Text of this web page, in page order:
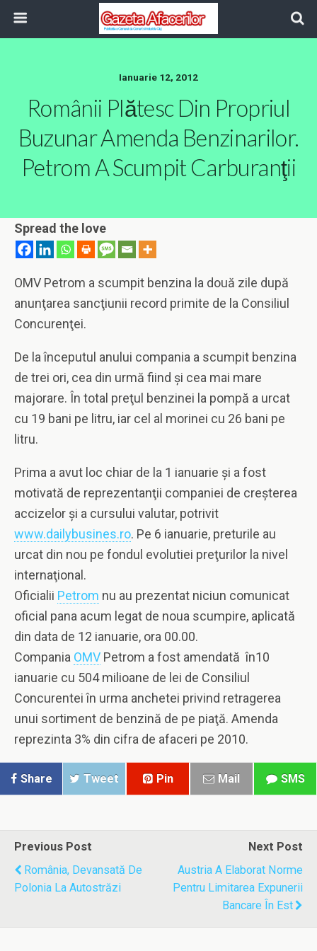
Ianuarie 12, 2012
Românii Plătesc Din Propriul
Buzunar Amenda Benzinarilor.
Petrom A Scumpit Carburanţii
Spread the love
OMV Petrom a scumpit benzina la două zile după
anunţarea sancţiunii record primite de la Consiliul
Concurenţei.
De la începutul anului compania a scumpit benzina
de trei ori, cea din urmă fiind şi cea mai mare
majorare. În total preţul benzinei la pompă a urcat
cu 19 bani pe litru, iar cel al morinei cu 26 bani pe
litru.
Prima a avut loc chiar de la 1 ianuarie şi a fost
motivată de reprezentanţii companiei de creşterea
accizelor şi a cursului valutar, potrivit
www.dailybusines.ro. Pe 6 ianuarie, preturile au
urcat din nou pe fondul evolutiei preţurilor la nivel
internaţional.
Oficialii Petrom nu au prezentat niciun comunicat
oficial pana acum legat de noua scumpire, aplicată
din data de 12 ianuarie, ora 00.00.
Compania OMV Petrom a fost amendată în10
ianuarie cu 504 milioane de lei de Consiliul
Concurentei în urma anchetei privind retragerea
unui sortiment de benzină de pe piaţă. Amenda
reprezinta 3% din cifra de afaceri pe 2010.
Share Tweet Pin Mail SMS
Previous Post
România, Devansată De
Polonia La Autostrăzi
Next Post
Austria A Elaborat Norme
Pentru Limitarea Expunerii
Bancare În Est